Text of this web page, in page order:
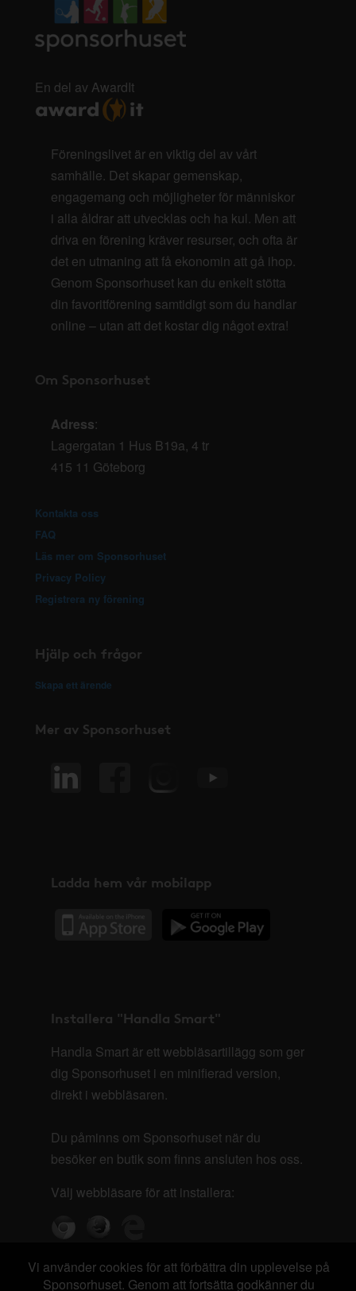
En del av AwardIt
Föreningslivet är en viktig del av vårt
samhälle. Det skapar gemenskap,
engagemang och möjligheter för människor
i alla åldrar att utvecklas och ha kul. Men att
driva en förening kräver resurser, och ofta är
det en utmaning att få ekonomin att gå ihop.
Genom Sponsorhuset kan du enkelt stötta
din favoritförening samtidigt som du handlar
online – utan att det kostar dig något extra!
Om Sponsorhuset
Adress:
Lagergatan 1 Hus B19a, 4 tr
415 11 Göteborg
Kontakta oss
FAQ
Läs mer om Sponsorhuset
Privacy Policy
Registrera ny förening
Hjälp och frågor
Skapa ett ärende
Mer av Sponsorhuset
Ladda hem vår mobilapp
Installera "Handla Smart"
Handla Smart är ett webbläsartillägg som ger
dig Sponsorhuset i en minifierad version,
direkt i webbläsaren.
Du påminns om Sponsorhuset när du
besöker en butik som finns ansluten hos oss.
Välj webbläsare för att installera:
Vi använder cookies för att förbättra din upplevelse på
Sponsorhuset. Genom att fortsätta godkänner du